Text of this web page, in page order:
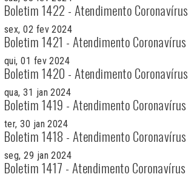
Boletim 1422 - Atendimento Coronavírus
sex, 02 fev 2024
Boletim 1421 - Atendimento Coronavírus
qui, 01 fev 2024
Boletim 1420 - Atendimento Coronavírus
qua, 31 jan 2024
Boletim 1419 - Atendimento Coronavírus
ter, 30 jan 2024
Boletim 1418 - Atendimento Coronavírus
seg, 29 jan 2024
Boletim 1417 - Atendimento Coronavírus